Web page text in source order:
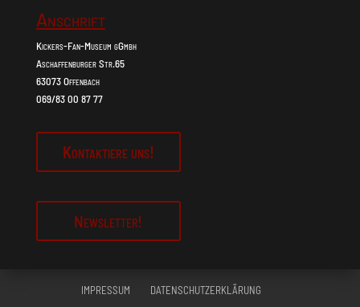
Anschrift
Kickers-Fan-Museum gGmbh
Aschaffenburger Str.65
63073 Offenbach
069/83 00 87 77
Kontaktiere uns!
Newsletter!
IMPRESSUM DATENSCHUTZERKLÄRUNG